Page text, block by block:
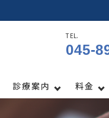
TEL.
045-
診療案内 料金